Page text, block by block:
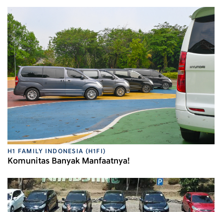
H1 FAMILY INDONESIA (H1FI)
Komunitas Banyak Manfaatnya!